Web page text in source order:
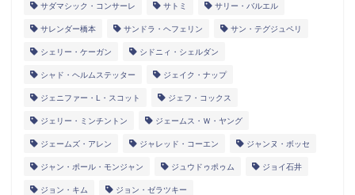
サダマシック・コンサーレ サトミ サリー・バルエル
サレンダー橋本 サンドラ・ヘフェリン サン・テグジュペリ
シェリー・ケーガン シドニィ・シェルダン
シャド・ヘルムステッター ジェイク・ナップ
ジェニファー・L・スコット ジェフ・コックス
ジェリー・ミンチントン ジェームス・Ｗ・ヤング
ジェームズ・アレン ジャレッド・コーエン ジャンヌ・ボッセ
ジャン・ポール・モンジャン ジュウドゥポゥム ジョイ石井
ジョン・キム ジョン・ゼラツキー